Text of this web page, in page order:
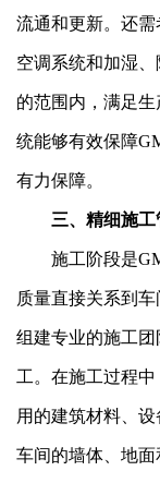
流通和更新。还
空调系统和加湿
的范围内，满足
统能够有效保障
有力保障。
三、精细施工
施工阶段是
质量直接关系到
组建专业的施工
工。在施工过程
用的建筑材料、设
车间的墙体、地面